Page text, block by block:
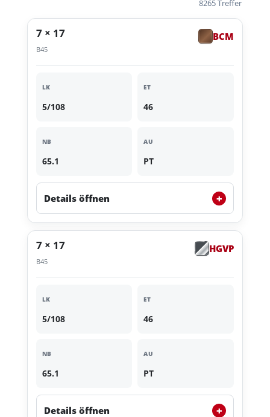
8265 Treffer
7 × 17
B45
BCM
LK
5/108
ET
46
NB
65.1
AU
PT
Details öffnen +
7 × 17
B45
HGVP
LK
5/108
ET
46
NB
65.1
AU
PT
Details öffnen +